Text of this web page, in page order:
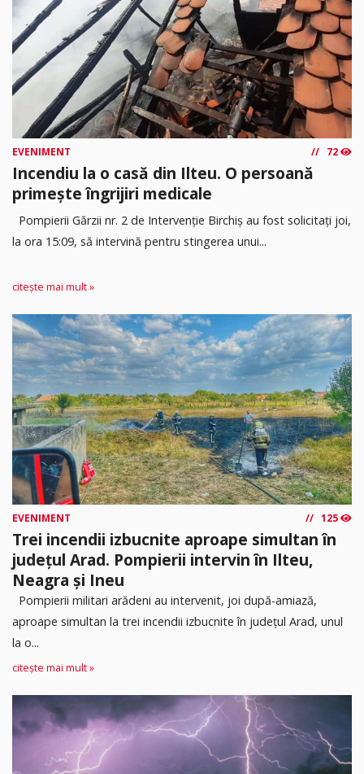
EVENIMENT 72
Incendiu la o casă din Ilteu. O persoană
primește îngrijiri medicale
Pompierii Gărzii nr. 2 de Intervenție Birchiș au fost solicitați joi,
la ora 15:09, să intervină pentru stingerea unui...
citește mai mult »
EVENIMENT 125
Trei incendii izbucnite aproape simultan în
județul Arad. Pompierii intervin în Ilteu,
Neagra și Ineu
Pompierii militari arădeni au intervenit, joi după-amiază,
aproape simultan la trei incendii izbucnite în județul Arad, unul
la o...
citește mai mult »